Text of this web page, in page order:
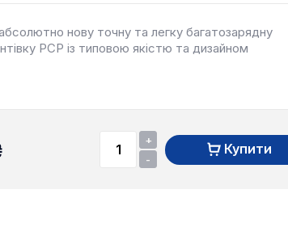
нову точну та легку багатозарядну
PCP із типовою якістю та дизайном
+
-
Купити